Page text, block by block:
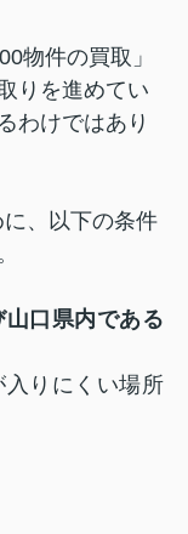
物件の買取」
りを進めてい
わけではあり
、以下の条件
口県内である
入りにくい場所